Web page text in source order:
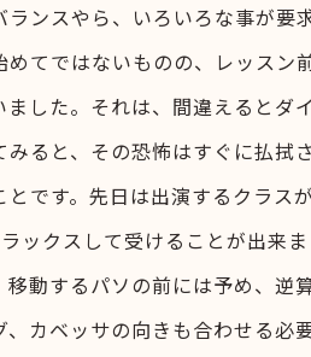
ンスやら、いろいろな事が要
てではないものの、レッスン前
した。それは、間違えるとダ
ると、その恐怖はすぐに払拭
です。先日は出演するクラス
ックスして受けることが出来ま
動するパソの前には予め、逆
カベッサの向きも合わせる必